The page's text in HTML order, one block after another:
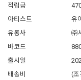
적립금
아티스트
유
유통사
㈜
바코드
출시일
배송비
(